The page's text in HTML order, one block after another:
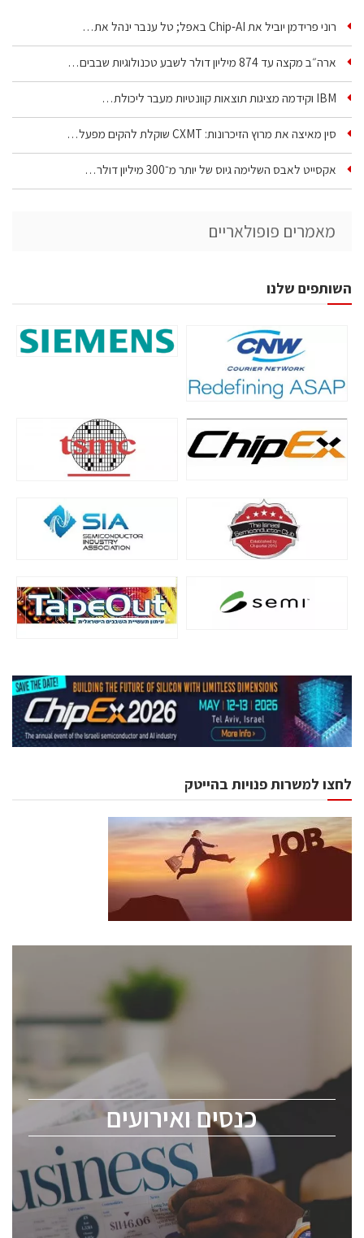
רוני פרידמן יוביל את Chip‑AI באפל; טל ענבר ינהל את…
ארה״ב מקצה עד 874 מיליון דולר לשבע טכנולוגיות שבבים…
IBM וקידמה מציגות תוצאות קוונטיות מעבר ליכולת…
סין מאיצה את מרוץ הזיכרונות: CXMT שוקלת להקים מפעל…
אקסייט לאבס השלימה גיוס של יותר מ־300 מיליון דולר…
מאמרים פופולאריים
השותפים שלנו
לחצו למשרות פנויות בהייטק
כנסים ואירועים
כנסים ואירועים
לכל העוסקים בתעשיית הסמיקונדקטור כולל מהנדסים,
ChipEx2026 will be held on May 12-13, 2026. The
conference is intended for everyone involved in the
semiconductor industry, including engineers,
professional experts, and senior executives.